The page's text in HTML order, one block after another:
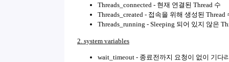
Threads_connected - 현재 연결된 Thread 수
Threads_created - 접속을 위해 생성된 Thread
Threads_running - Sleeping 되어 있지 않은
2. system variables
wait_timeout - 종료전까지 요청이 없이 기다